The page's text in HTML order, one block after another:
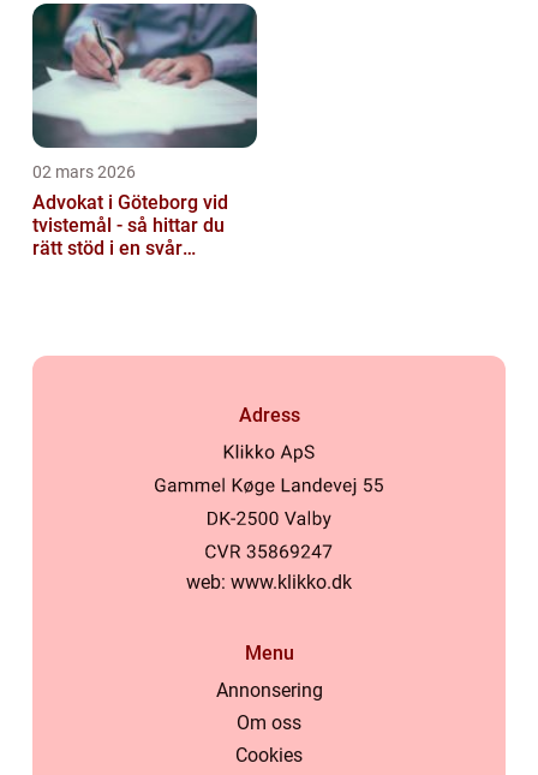
02 mars 2026
Advokat i Göteborg vid
tvistemål - så hittar du
rätt stöd i en svår
Adress
web: www.klikko.dk
Menu
Annonsering
Om oss
Cookies